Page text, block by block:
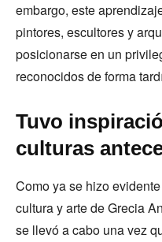
embargo, este
pintores, escultores y
posicionarse en un
reconocidos de forma
Tuvo
culturas
Como ya se hizo
cultura y arte de Grecia
se llevó a cabo una vez